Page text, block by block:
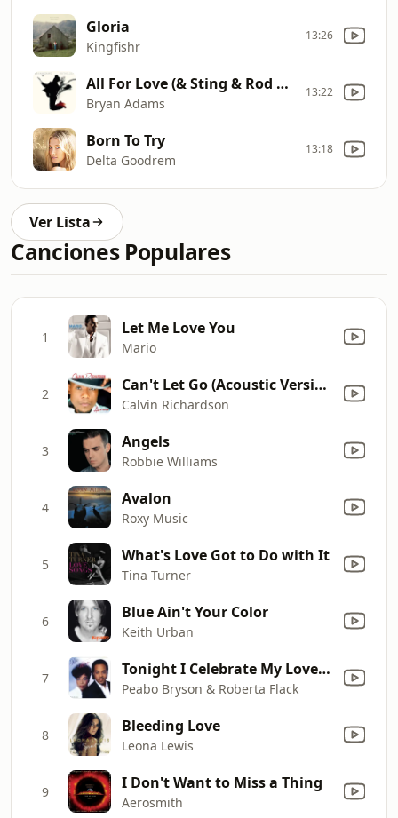
Gloria
Kingfishr
13:26
All For Love (& Sting & Rod Stewart)
Bryan Adams
13:22
Born To Try
Delta Goodrem
13:18
Ver Lista
Canciones Populares
1 Let Me Love You
Mario
2 Can't Let Go (Acoustic Version)
Calvin Richardson
3 Angels
Robbie Williams
4 Avalon
Roxy Music
5 What's Love Got to Do with It
Tina Turner
6 Blue Ain't Your Color
Keith Urban
7 Tonight I Celebrate My Love (feat. Roberta Flack)
Peabo Bryson & Roberta Flack
8 Bleeding Love
Leona Lewis
9 I Don't Want to Miss a Thing
Aerosmith